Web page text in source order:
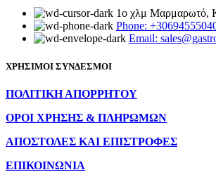
1ο χλμ Μαρμαρωτό,
Phone:
Email:
ΧΡΗΣΙΜΟΙ ΣΥΝΔΕΣΜΟΙ
ΠΟΛΙΤΙΚΗ ΑΠΟΡΡΗΤΟΥ
ΟΡΟΙ ΧΡΗΣΗΣ & ΠΛΗΡΩΜΩΝ
ΑΠΟΣΤΟΛΕΣ ΚΑΙ ΕΠΙΣΤΡΟΦΕΣ
ΕΠΙΚΟΙΝΩΝΙΑ